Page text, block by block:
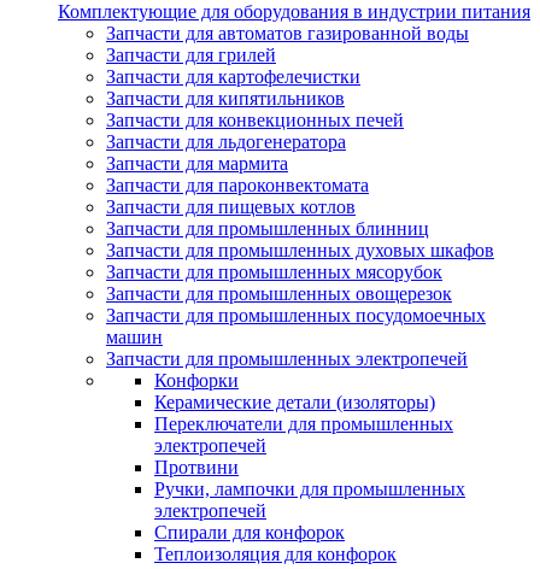
Комплектующие для оборудования в индустрии питания
Запчасти для автоматов газированной воды
Запчасти для грилей
Запчасти для картофелечистки
Запчасти для кипятильников
Запчасти для конвекционных печей
Запчасти для льдогенератора
Запчасти для мармита
Запчасти для пароконвектомата
Запчасти для пищевых котлов
Запчасти для промышленных блинниц
Запчасти для промышленных духовых шкафов
Запчасти для промышленных мясорубок
Запчасти для промышленных овощерезок
Запчасти для промышленных посудомоечных
машин
Запчасти для промышленных электропечей
Конфорки
Керамические детали (изоляторы)
Переключатели для промышленных
электропечей
Протвини
Ручки, лампочки для промышленных
электропечей
Спирали для конфорок
Теплоизоляция для конфорок